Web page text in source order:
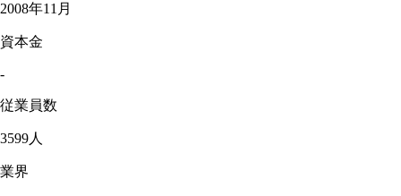
2008年11月
資本金
-
従業員数
3599人
業界